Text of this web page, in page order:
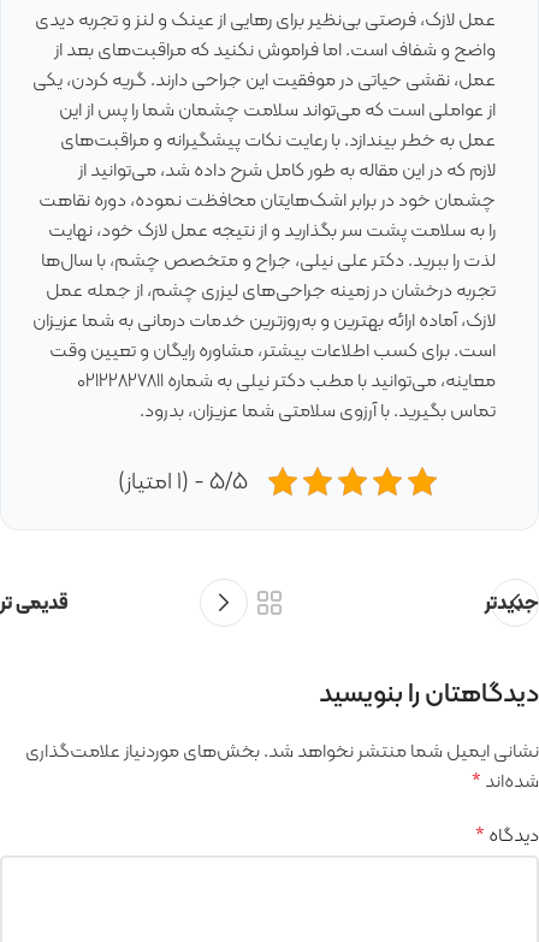
عمل لازک، فرصتی بی‌نظیر برای رهایی از عینک و لنز و تجربه دیدی
واضح و شفاف است. اما فراموش نکنید که مراقبت‌های بعد از
عمل، نقشی حیاتی در موفقیت این جراحی دارند. گریه کردن، یکی
از عواملی است که می‌تواند سلامت چشمان شما را پس از این
عمل به خطر بیندازد. با رعایت نکات پیشگیرانه و مراقبت‌های
لازم که در این مقاله به طور کامل شرح داده شد، می‌توانید از
چشمان خود در برابر اشک‌هایتان محافظت نموده، دوره نقاهت
را به سلامت پشت سر بگذارید و از نتیجه عمل لازک خود، نهایت
لذت را ببرید. دکتر علی نیلی، جراح و متخصص چشم، با سال‌ها
تجربه درخشان در زمینه جراحی‌های لیزری چشم، از جمله عمل
لازک، آماده ارائه بهترین و به‌روزترین خدمات درمانی به شما عزیزان
است. برای کسب اطلاعات بیشتر، مشاوره رایگان و تعیین وقت
معاینه، می‌توانید با مطب دکتر نیلی به شماره 02122827811
تماس بگیرید. با آرزوی سلامتی شما عزیزان، بدرود.
5/5 - (1 امتیاز)
جدیدتر قدیمی تر
دیدگاهتان را بنویسید
نشانی ایمیل شما منتشر نخواهد شد.بخش‌های موردنیاز علامت‌گذاری
شده‌اند*
دیدگاه*